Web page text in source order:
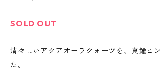
SOLD OUT
清々しいアクアオーラクォーツを、真鍮ヒ
た。